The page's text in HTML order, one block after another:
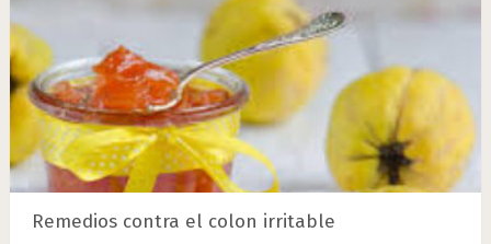
Remedios contra el colon irritable